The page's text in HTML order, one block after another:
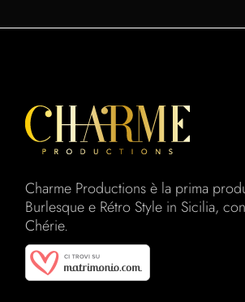
Charme Productions è la prima
Burlesque e Rétro Style in Sicilia,
Chérie.